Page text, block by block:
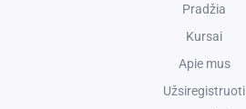
Pradžia
Kursai
Apie mus
Užsiregistruoti